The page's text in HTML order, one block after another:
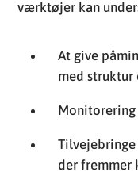
værktøjer kan
At give
med struktur
der